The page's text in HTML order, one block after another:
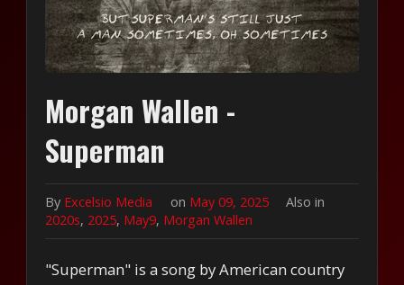
Morgan Wallen -
Superman
By Excelsio Media on May 09, 2025
Also in
2020s, 2025, May9, Morgan Wallen
"Superman" is a song by American country